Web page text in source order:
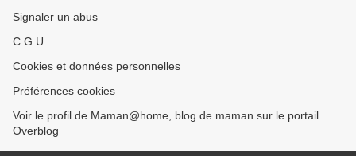
Signaler un abus
C.G.U.
Cookies et données personnelles
Préférences cookies
Voir le profil de Maman@home, blog de maman sur le portail
Overblog